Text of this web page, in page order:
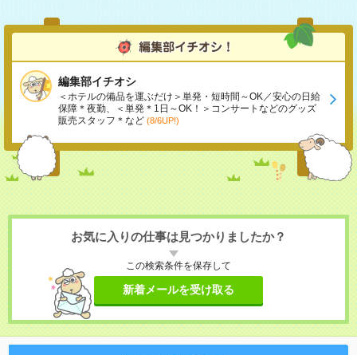
編集部イチオシ
＜ホテルの備品を運ぶだけ＞単発・短時間～OK／安心の日給
保障＊夜勤、＜単発＊1日～OK！＞コンサートなどのグッズ
販売スタッフ＊など (8/6UP!)
お気に入りの仕事は見つかりましたか？
この検索条件を保存して
新着メールを受け取る